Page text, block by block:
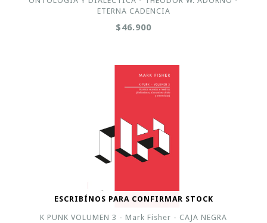
ETERNA CADENCIA
$46.900
ESCRIBÍNOS PARA CONFIRMAR STOCK
K PUNK VOLUMEN 3 - Mark Fisher - CAJA NEGRA